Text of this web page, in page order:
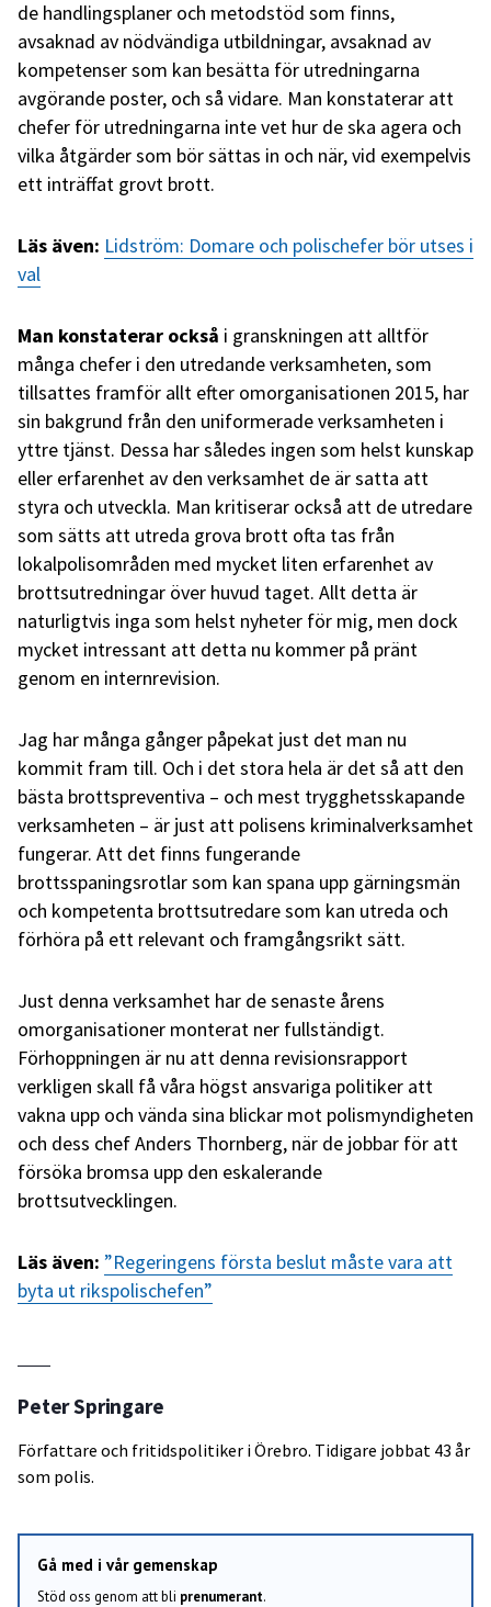
de handlingsplaner och metodstöd som finns,
avsaknad av nödvändiga utbildningar, avsaknad av
kompetenser som kan besätta för utredningarna
avgörande poster, och så vidare. Man konstaterar att
chefer för utredningarna inte vet hur de ska agera och
vilka åtgärder som bör sättas in och när, vid exempelvis
ett inträffat grovt brott.
Läs även: Lidström: Domare och polischefer bör utses i
val
Man konstaterar också i granskningen att alltför
många chefer i den utredande verksamheten, som
tillsattes framför allt efter omorganisationen 2015, har
sin bakgrund från den uniformerade verksamheten i
yttre tjänst. Dessa har således ingen som helst kunskap
eller erfarenhet av den verksamhet de är satta att
styra och utveckla. Man kritiserar också att de utredare
som sätts att utreda grova brott ofta tas från
lokalpolisområden med mycket liten erfarenhet av
brottsutredningar över huvud taget. Allt detta är
naturligtvis inga som helst nyheter för mig, men dock
mycket intressant att detta nu kommer på pränt
genom en internrevision.
Jag har många gånger påpekat just det man nu
kommit fram till. Och i det stora hela är det så att den
bästa brottspreventiva – och mest trygghetsskapande
verksamheten – är just att polisens kriminalverksamhet
fungerar. Att det finns fungerande
brottsspaningsrotlar som kan spana upp gärningsmän
och kompetenta brottsutredare som kan utreda och
förhöra på ett relevant och framgångsrikt sätt.
Just denna verksamhet har de senaste årens
omorganisationer monterat ner fullständigt.
Förhoppningen är nu att denna revisionsrapport
verkligen skall få våra högst ansvariga politiker att
vakna upp och vända sina blickar mot polismyndigheten
och dess chef Anders Thornberg, när de jobbar för att
försöka bromsa upp den eskalerande
brottsutvecklingen.
Läs även: ”Regeringens första beslut måste vara att
byta ut rikspolischefen”
Peter Springare
Författare och fritidspolitiker i Örebro. Tidigare jobbat 43 år
som polis.
Gå med i vår gemenskap
Stöd oss genom att bli prenumerant.